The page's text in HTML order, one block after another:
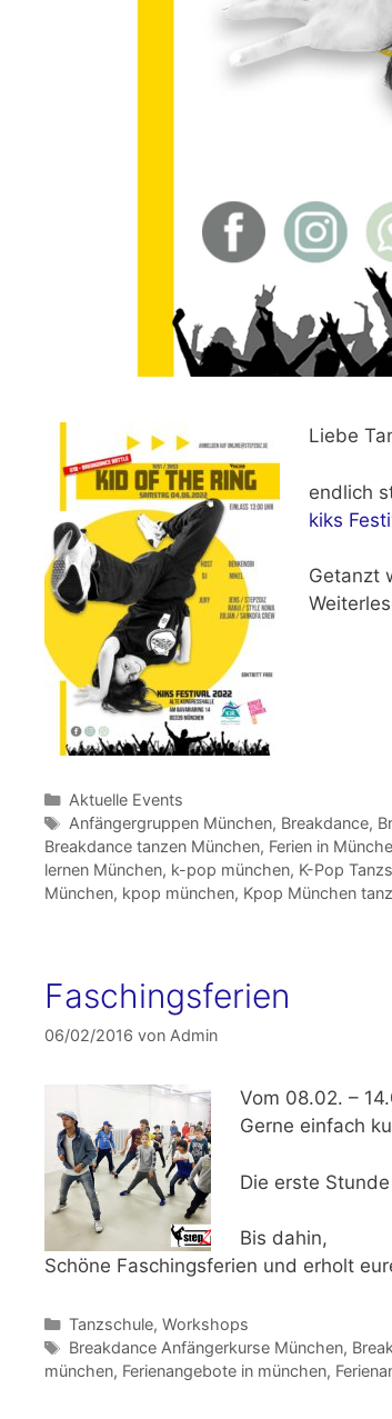
Liebe
endlich
kiks
Getanzt
Kategorien
Aktuelle Events
Schlagwörter
Anfängergruppen München, Breakdance,
Breakdance tanzen München, Ferien in
lernen München, k-pop münchen, K-Pop
München, kpop münchen, Kpop München
Faschingsferien
06/02/2016 von Admin
Vom 08.02. –
Gerne einfach
Die erste
Bis dahin,
Schöne Faschingsferien und erholt
Kategorien
Tanzschule, Workshops
Schlagwörter
Breakdance Anfängerkurse München,
münchen, Ferienangebote in münchen,